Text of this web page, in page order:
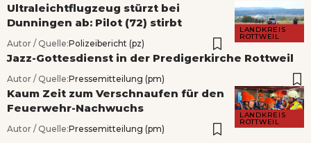
LANDKREIS
ROTTWEIL
Ultraleichtflugzeug stürzt bei
Dunningen ab: Pilot (72) stirbt
Autor / Quelle:Polizeibericht (pz)
Jazz-Gottesdienst in der Predigerkirche Rottweil
Autor / Quelle:Pressemitteilung (pm)
LANDKREIS
ROTTWEIL
Kaum Zeit zum Verschnaufen für den
Feuerwehr-Nachwuchs
Autor / Quelle:Pressemitteilung (pm)